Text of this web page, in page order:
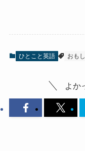
ひとこと英語 おも
よか